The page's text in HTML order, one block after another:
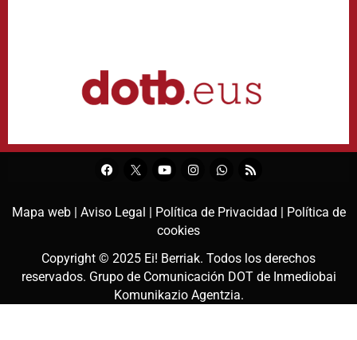
Mapa web | Aviso Legal | Política de Privacidad |
Política de
cookies
Copyright © 2025 Ei! Berriak. Todos los derechos
reservados. Grupo de Comunicación DOT de Inmediobai
Komunikazio Agentzia.